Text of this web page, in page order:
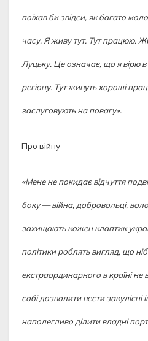
поїхав би звідси, як багато
часу. Я живу тут. Тут працюю.
Луцьку. Це означає, що я вірю в
регіону. Тут живуть хороші
заслуговують на повагу».
Про війну
«Мене не покидає відчуття
боку — війна, добровольці,
захищають кожен клаптик
політики роблять вигляд, що
екстраординарного в країні не
собі дозволити вести закулісні
наполегливо ділити владні